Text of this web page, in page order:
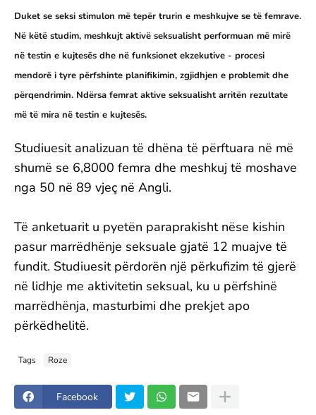
Duket se seksi stimulon më tepër trurin e meshkujve se të femrave.
Në këtë studim, meshkujt aktivë seksualisht performuan më mirë
në testin e kujtesës dhe në funksionet ekzekutive - procesi
mendorë i tyre përfshinte planifikimin, zgjidhjen e problemit dhe
përqendrimin. Ndërsa femrat aktive seksualisht arritën rezultate
më të mira në testin e kujtesës.
Studiuesit analizuan të dhëna të përftuara në më
shumë se 6,8000 femra dhe meshkuj të moshave
nga 50 në 89 vjeç në Angli.
Të anketuarit u pyetën paraprakisht nëse kishin
pasur marrëdhënje seksuale gjatë 12 muajve të
fundit. Studiuesit përdorën një përkufizim të gjerë
në lidhje me aktivitetin seksual, ku u përfshinë
marrëdhënja, masturbimi dhe prekjet apo
përkëdhelitë.
Tags Roze
Facebook